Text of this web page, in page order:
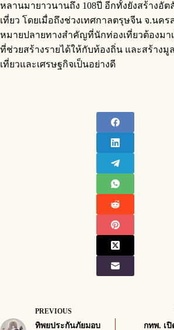
หลานมายาวนานถึง 108ปี อีกทั้งยังสร้างอั
เที่ยว โดยเมื่อถึงช่วงเทศกาลตรุษจีน จ.นคร
หมายปลายทางสำคัญที่นักท่องเที่ยวต้องมา
ที่ช่วยสร้างรายได้ให้กับท้องถิ่น และสร้าง
เที่ยวและเศรษฐกิจเป็นอย่างดี
PREVIOUS
ทิพยประกันภัยมอบ
กทพ. เ